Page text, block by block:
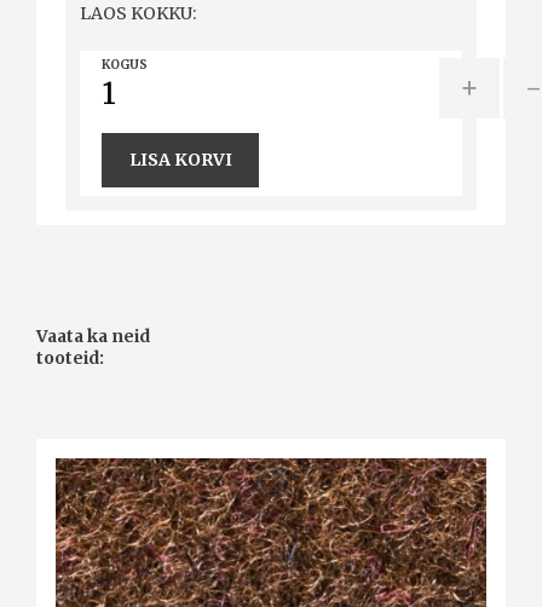
LAOS KOKKU:
KOGUS
+ -
LISA KORVI
Vaata ka neid
tooteid: